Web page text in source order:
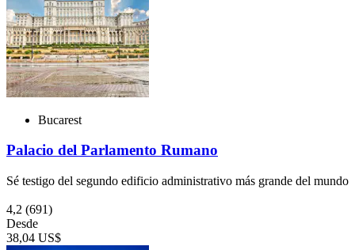
Bucarest
Palacio del Parlamento Rumano
Sé testigo del segundo edificio administrativo más grande del mundo
4,2 (691)
Desde
38,04 US$